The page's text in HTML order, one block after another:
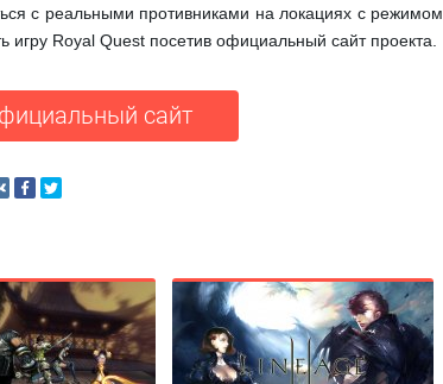
с реальными противниками на локациях с режимом
Royal Quest посетив официальный сайт проекта.
сайт